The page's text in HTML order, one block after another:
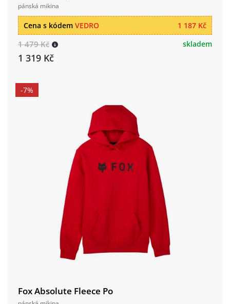
pánská mikina
1 187 Kč
Cena s kódem VEDRO
1 479 Kč
1 319 Kč
skladem
-7%
Fox Absolute Fleece Po